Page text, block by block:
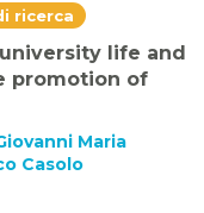
ricerca
life and
promotion of
Maria
Casolo